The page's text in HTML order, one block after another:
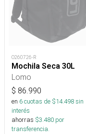
O260726-R
Mochila Seca 30L
Lomo
$ 86.990
en 6cuotas de $14.498sin
interés
ahorras $3.480 por
transferencia.